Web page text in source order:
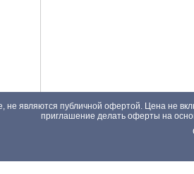
не являются публичной офертой. Цена не
приглашение делать оферты на